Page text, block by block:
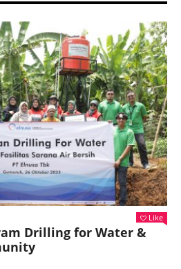
Like
Drilling for Water &